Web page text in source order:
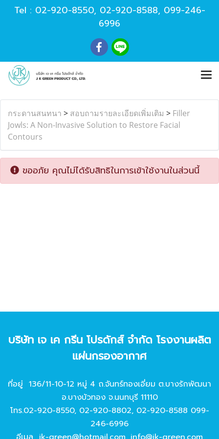
Tel : 02-920-8550, 02-920-8588, 099-246-
6996
กระดานสนทนา > สอบถามรายละเอียดเพิ่มเติม > Filler
Jowls: A Non-Invasive Solution to Restore Facial
Contours
ขออภัย คุณไม่ได้รับสิทธิในการเข้าใช้งานในส่วนนี้
บริษัท เจ เค กรีน โปรดักส์ จํากัด โรงงานผลิต
แผ่นกรองอากาศ
ที่อยู่ 136/11-10-12 หมู่ 4 ถ.จันทร์ทองเอี่ยม ต.บางรักพัฒนา
อ.บางบัวทอง จ.นนทบุรี 11110
โทร.02-920-8550, 02-920-8802, 02-920-8588 099-
246-6996